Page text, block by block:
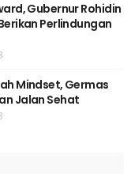
Gubernur Rohidin
Perlindungan
Mindset, Germas
Jalan Sehat